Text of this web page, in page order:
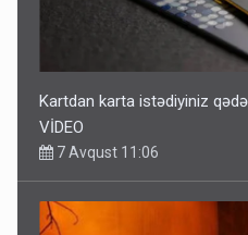
Kartdan karta istədiyiniz
VİDEO
7 Avqust 11:06